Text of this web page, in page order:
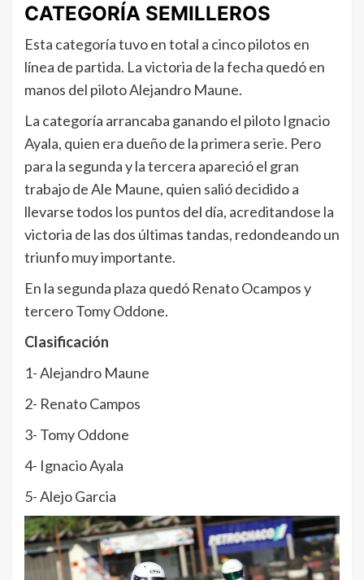
CATEGORÍA SEMILLEROS
Esta categoría tuvo en total a cinco pilotos en
línea de partida. La victoria de la fecha quedó en
manos del piloto Alejandro Maune.
La categoría arrancaba ganando el piloto Ignacio
Ayala, quien era dueño de la primera serie. Pero
para la segunda y la tercera apareció el gran
trabajo de Ale Maune, quien salió decidido a
llevarse todos los puntos del día, acreditandose la
victoria de las dos últimas tandas, redondeando un
triunfo muy importante.
En la segunda plaza quedó Renato Ocampos y
tercero Tomy Oddone.
Clasificación
1- Alejandro Maune
2- Renato Campos
3- Tomy Oddone
4- Ignacio Ayala
5- Alejo Garcia